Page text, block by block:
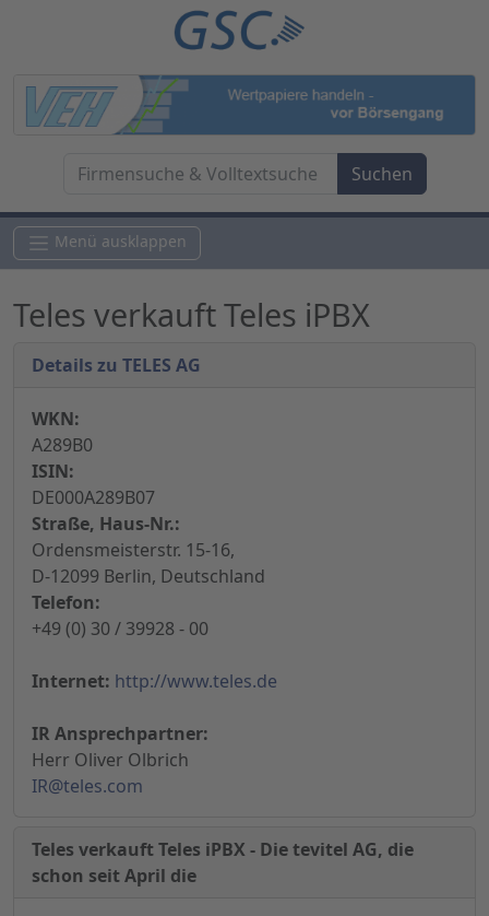
Menü ausklappen
Teles verkauft Teles iPBX
Details zu TELES AG
WKN:
A289B0
ISIN:
DE000A289B07
Straße, Haus-Nr.:
Ordensmeisterstr. 15-16,
D-12099 Berlin, Deutschland
Telefon:
+49 (0) 30 / 39928 - 00
Internet: http://www.teles.de
IR Ansprechpartner:
Herr Oliver Olbrich
IR@teles.com
Teles verkauft Teles iPBX - Die tevitel AG, die
schon seit April die